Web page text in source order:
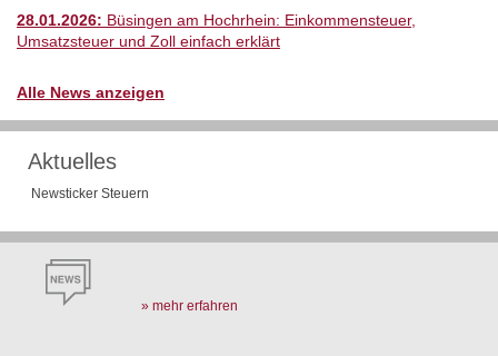
28.01.2026: Büsingen am Hochrhein: Einkommensteuer,
Umsatzsteuer und Zoll einfach erklärt
Alle News anzeigen
Aktuelles
Newsticker Steuern
» mehr erfahren